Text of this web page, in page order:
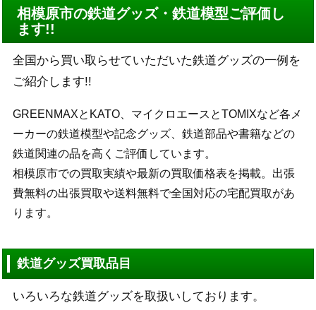
相模原市の鉄道グッズ・鉄道模型ご評価し
ます!!
全国から買い取らせていただいた鉄道グッズの一例を
ご紹介します!!
GREENMAXとKATO、マイクロエースとTOMIXなど各メ
ーカーの鉄道模型や記念グッズ、鉄道部品や書籍などの
鉄道関連の品を高くご評価しています。
相模原市での買取実績や最新の買取価格表を掲載。出張
費無料の出張買取や送料無料で全国対応の宅配買取があ
ります。
鉄道グッズ買取品目
いろいろな鉄道グッズを取扱いしております。